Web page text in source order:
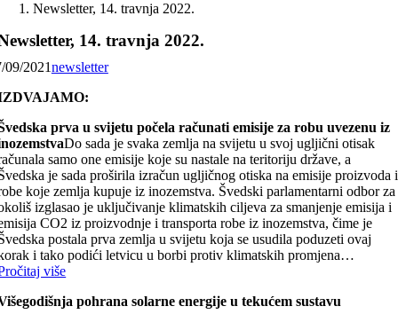
Newsletter, 14. travnja 2022.
14. travnja 2022.
09/2021newsletter
prva u svijetu počela računati emisije za robu uvezenu iz
Do sada je svaka zemlja na svijetu u svoj ugljični otisak
samo one emisije koje su nastale na teritoriju države, a
je sada proširila izračun ugljičnog otiska na emisije proizvoda i
koje zemlja kupuje iz inozemstva. Švedski parlamentarni odbor za
izglasao je uključivanje klimatskih ciljeva za smanjenje emisija i
CO2 iz proizvodnje i transporta robe iz inozemstva, čime je
postala prva zemlja u svijetu koja se usudila poduzeti ovaj
i tako podići letvicu u borbi protiv klimatskih promjena…
više
pohrana solarne energije u tekućem sustavu